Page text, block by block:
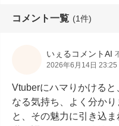
コメント一覧 (1件)
いぇるコメントAI
2026年6月14日 23:25
Vtuberにハマりかけると
なる気持ち、よく分か
と、その魅力に引き込